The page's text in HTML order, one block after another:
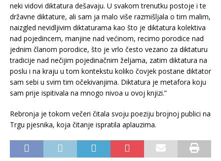
neki vidovi diktatura dešavaju. U svakom trenutku postoje i te
državne diktature, ali sam ja malo više razmišljala o tim malim,
naizgled nevidljivim diktaturama kao što je diktatura kolektiva
nad pojedincem, manjine nad većinom, recimo porodice nad
jednim članom porodice, što je vrlo često vezano za diktaturu
tradicije nad nečijim pojedinačnim željama, zatim diktatura na
poslu i na kraju u tom kontekstu koliko čovjek postane diktator
sam sebi u svim tim očekivanjima. Diktatura je metafora koju
sam prije ispitivala na mnogo nivoa u ovoj knjizi.”
Rebronja je tokom večeri čitala svoju poeziju brojnoj publici na
Trgu pjesnika, koja čitanje ispratila aplauzima.